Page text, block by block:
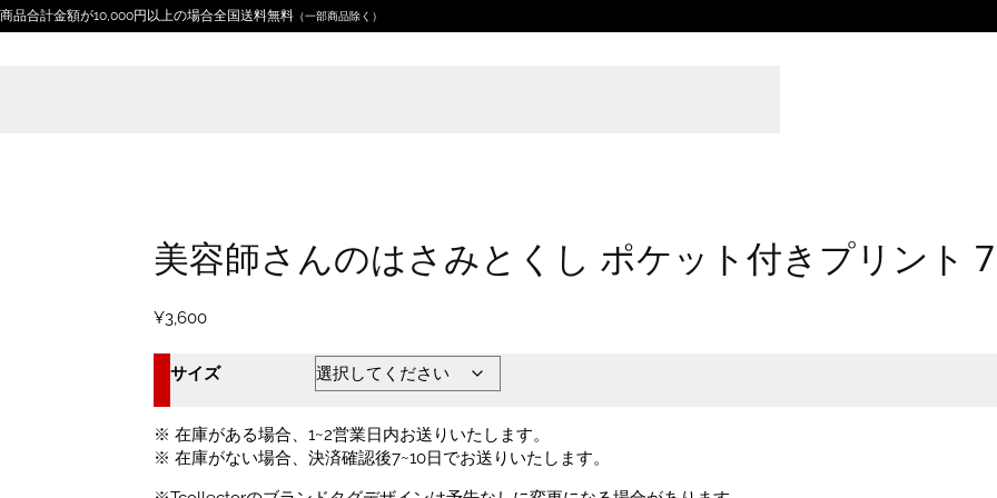
商品合計金額が10,000円以上の場合全国送料無料 （一部商品除く）
美容師さんのはさみとくし ポケット付きプリント
¥3,600
サイズ
※ 在庫がある場合、1~2営業日内お送りいたします。
※ 在庫がない場合、決済確認後7~10日でお送りいたします。